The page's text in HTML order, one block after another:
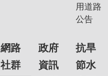
用道路
公告
網路
社群
政府
資訊
抗旱
節水